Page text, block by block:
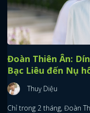
Đoàn Thiên Ân:
Bạc Liêu đến Nụ
Thuỵ Diệu
Chỉ trong 2 tháng, Đoàn